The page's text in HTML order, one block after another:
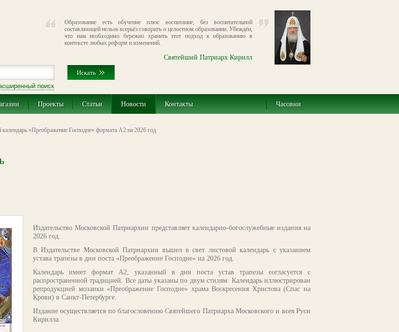
Образование есть обучение плюс воспитание, без воспитательной
составляющей нельзя всерьёз говорить о целостном образовании. Убеждён,
что нам необходимо бережно хранить этот подход к образованию в
контексте любых реформ и изменений.
Святейший Патриарх Кирилл
поиск
Проекты Статьи Новости Контакты Часовни
«Преображение Господне» формата А2 на 2026 год
Издательство Московской Патриархии представляет календарно-богослужебные издания на
2026 год.
В Издательстве Московской Патриархии вышел в свет листовой календарь с указанием
устава трапезы в дни поста «Преображение Господне» на 2026 год.
Календарь имеет формат А2, указанный в дни поста устав трапезы согласуется с
распространенной традицией. Все даты указаны по двум стилям. Календарь иллюстрирован
репродукцией мозаики «Преображение Господне» храма Воскресения Христова (Спас на
Крови) в Санкт-Петербурге.
Издание осуществляется по благословению Святейшего Патриарха Московского и всея Руси
Кирилла.